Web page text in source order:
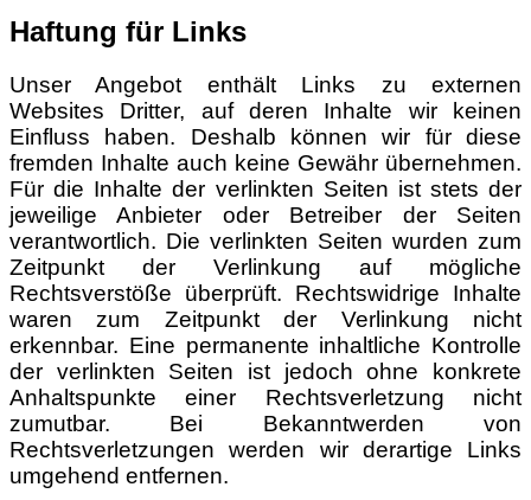
Haftung für Links
Unser Angebot enthält Links zu externen
Websites Dritter, auf deren Inhalte wir keinen
Einfluss haben. Deshalb können wir für diese
fremden Inhalte auch keine Gewähr übernehmen.
Für die Inhalte der verlinkten Seiten ist stets der
jeweilige Anbieter oder Betreiber der Seiten
verantwortlich. Die verlinkten Seiten wurden zum
Zeitpunkt der Verlinkung auf mögliche
Rechtsverstöße überprüft. Rechtswidrige Inhalte
waren zum Zeitpunkt der Verlinkung nicht
erkennbar. Eine permanente inhaltliche Kontrolle
der verlinkten Seiten ist jedoch ohne konkrete
Anhaltspunkte einer Rechtsverletzung nicht
zumutbar. Bei Bekanntwerden von
Rechtsverletzungen werden wir derartige Links
umgehend entfernen.